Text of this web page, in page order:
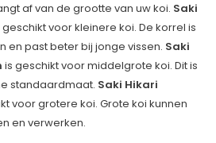
af van de grootte van uw koi. Saki
geschikt voor kleinere koi. De korrel is
en past beter bij jonge vissen. Saki
is geschikt voor middelgrote koi. Dit is
standaardmaat. Saki Hikari
voor grotere koi. Grote koi kunnen
en verwerken.